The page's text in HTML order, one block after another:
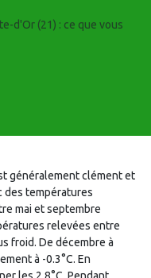
d'Or (21) : ce que vous
généralement clément et
des températures
mai et septembre
relevées entre
froid. De décembre à
à -0.3°C. En